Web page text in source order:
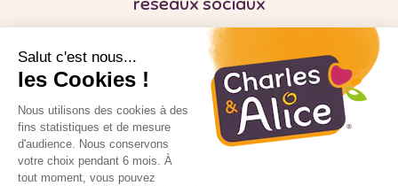
Salut c'est nous...
les Cookies !
Nous utilisons des cookies à des
fins statistiques et de mesure
d'audience. Nous conservons
votre choix pendant 6 mois. À
tout moment, vous pouvez
Pour votre santé, mangez au moins cinq
fruits et légumes par jour